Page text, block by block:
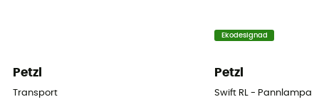
Petzl
Transport
Ekodesignad
Petzl
Swift RL - Pannlampa